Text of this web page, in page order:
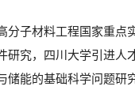
子材料工程国家重点
究，四川大学引进人
能的基础科学问题研